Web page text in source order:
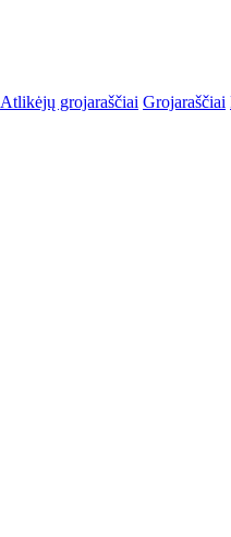
Atlikėjų grojaraščiai Grojaraščiai